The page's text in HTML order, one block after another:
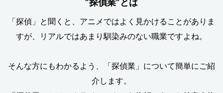
”探偵業”とは
「探偵」と聞くと、アニメではよく見かけることがありま
すが、リアルではあまり馴染みのない職業ですよね。
そんな方にもわかるよう、「探偵業」について簡単にご紹
介します。